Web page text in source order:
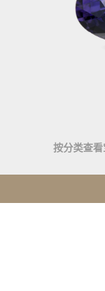
按分类查